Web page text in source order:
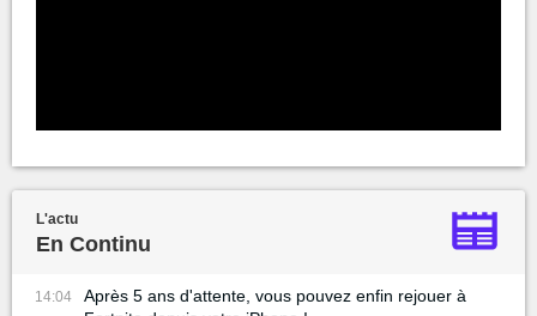
L'actu
En Continu
14:04
Après 5 ans d'attente, vous pouvez enfin rejouer à